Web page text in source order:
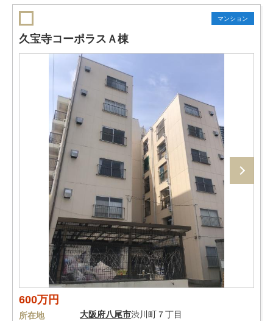
マンション
久宝寺コーポラスＡ棟
600万円
所在地 大阪府八尾市渋川町７丁目